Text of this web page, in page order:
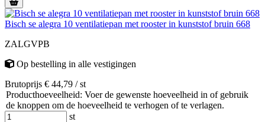
Bisch se alegra 10 ventilatiepan met rooster in kunststof bruin 668
ZALGVPB
Op bestelling in alle vestigingen
Brutoprijs € 44,79 / st
Producthoeveelheid: Voer de gewenste hoeveelheid in of gebruik
de knoppen om de hoeveelheid te verhogen of te verlagen.
st